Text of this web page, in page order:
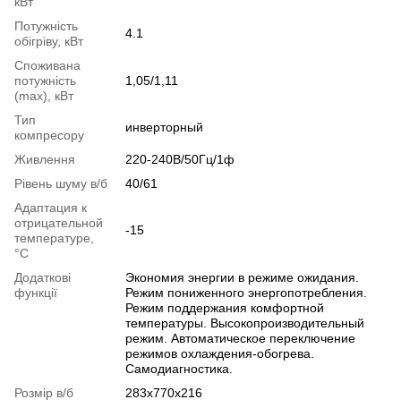
Потужність
обігріву, кВт
4.1
Споживана
потужність
(max), кВт
1,05/1,11
Тип
компресору
инверторный
Живлення
220-240В/50Гц/1ф
Рівень шуму в/б
40/61
Адаптация к
отрицательной
температуре,
°C
-15
Додаткові
функції
Экономия энергии в режиме ожидания.
Режим пониженного энергопотребления.
Режим поддержания комфортной
температуры. Высокопроизводительный
режим. Автоматическое переключение
режимов охлаждения-обогрева.
Самодиагностика.
Розмір в/б
283x770x216